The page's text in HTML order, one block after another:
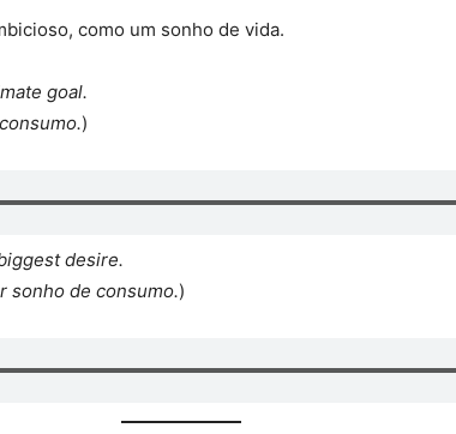
como um sonho de vida.
goal.
)
desire.
sonho de consumo.)